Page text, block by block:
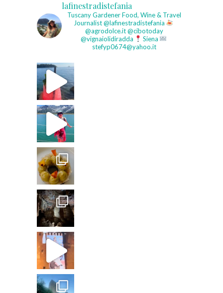
lafinestradistefania
Tuscany GardenerFood, Wine & Travel
Journalist@lafinestradistefania
@agrodolce.it @cibotoday
@vignaiolidiradda
Siena
stefyp0674@yahoo.it